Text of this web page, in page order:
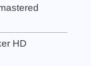
HD